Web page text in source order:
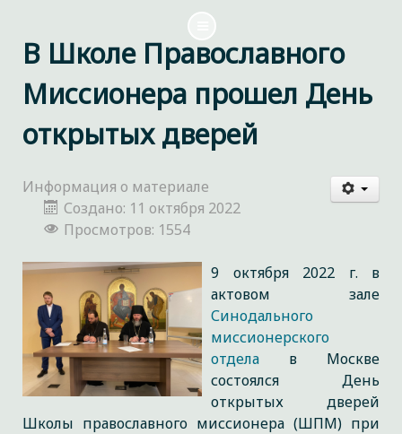
В Школе Православного
Миссионера прошел День
открытых дверей
Информация о материале
Создано: 11 октября 2022
Просмотров: 1554
9 октября 2022 г. в
актовом зале
Синодального
миссионерского
отдела в Москве
состоялся День
открытых дверей
Школы православного миссионера (ШПМ) при